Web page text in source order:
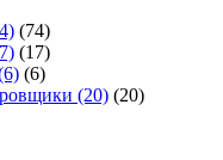
(74)
(17)
(6)
(20) (20)